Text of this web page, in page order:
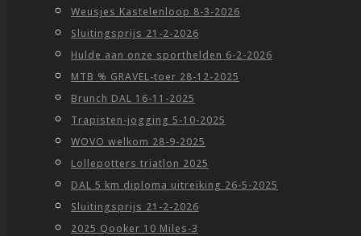
Weusjes Kastelenloop 8-3-2026
Sluitingsprijs 21-2-2026
Hulde aan onze sporthelden 6-2-2026
MTB % GRAVEL-toer 28-12-2025
Brunch DAL 16-11-2025
Trapisten-jogging 5-10-2025
WOVO welkom 28-9-2025
Lollepotters triatlon 2025
DAL 5 km diploma uitreiking 26-5-2025
Sluitingsprijs 21-2-2026
2025 Qooker 10 Miles-3